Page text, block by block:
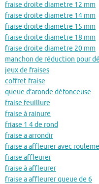
fraise droite diametre 12 mm
fraise droite diametre 14 mm
fraise droite diametre 15 mm
fraise droite diametre 18 mm
fraise droite diametre 20 mm
manchon de réduction pour
jeux de fraises
coffret fraise
queue d’aronde défonceuse
fraise feuillure
fraise à rainure
friase 1 4 de rond
fraise a arrondir
fraise a affleurer avec
fraise affleurer
fraise à affleurer
fraise a affleurer queue de 6